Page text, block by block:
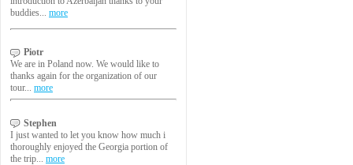
buddies... more
Piotr
We are in Poland now. We would like to
thanks again for the organization of our
tour... more
Stephen
I just wanted to let you know how much i
thoroughly enjoyed the Georgia portion of
the trip... more